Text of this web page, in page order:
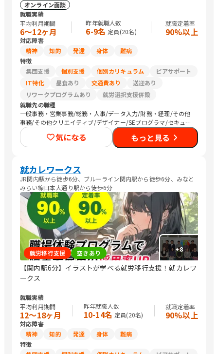
オンライン面談
就職実績
平均利用期間
6〜12ヶ月
昨年就職人数
6-9名 定員(20名)
就職定着率
90%以上
対応障害
精神
知的 発達 身体
難病
特徴
集団支援
個別支援 個別カリキュラム
ピアサポート
IT特化
昼食あり 交通費あり
送迎あり
リワークプログラムあり
就労選択支援併設
就職先の職種
一般事務・営業事務/総務・人事/データ入力/財務・経理/その他
事務/その他クリエイティブ/デザイナー/SEプログラマ/セキュリ
ティエンジニア/介護職員・ヘルパー
気になる もっと見る
就カレワークス
JR関内駅から徒歩6分、ブルーライン関内駅から徒歩6分、みなと
みらい線日本大通り駅から徒歩6分
+8
就労移行支援 空きあり
【関内駅6分】イラストが学べる就労移行支援！就カレワ
ークス
就職実績
平均利用期間
12〜18ヶ月
昨年就職人数
10-14名 定員(20名)
就職定着率
90%以上
対応障害
精神
知的 発達 身体
難病
特徴